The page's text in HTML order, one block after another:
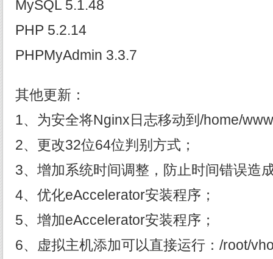
MySQL 5.1.48
PHP 5.2.14
PHPMyAdmin 3.3.7
其他更新：
1、为安全将Nginx日志移动到/home/
2、更改32位64位判别方式；
3、增加系统时间调整，防止时间错误造
4、优化eAccelerator安装程序；
5、增加eAccelerator安装程序；
6、虚拟主机添加可以直接运行：/root/